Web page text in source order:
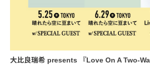
大比良瑞希 presents 『Love On A Two-